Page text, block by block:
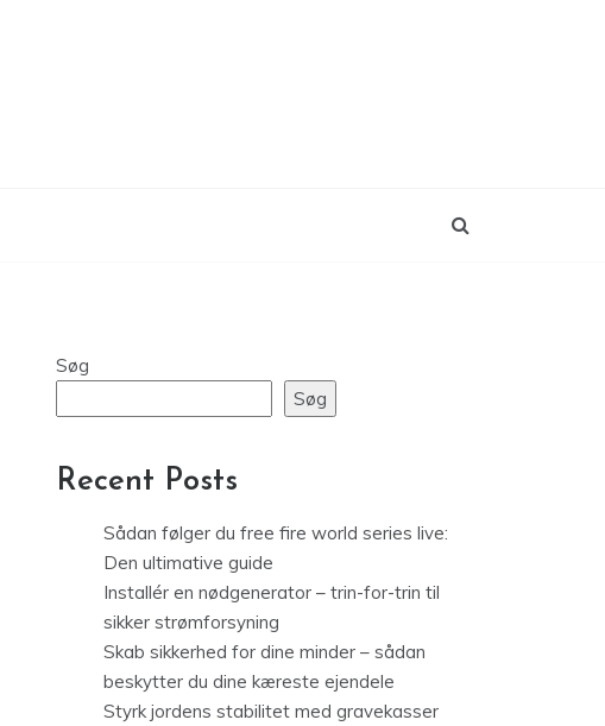
Søg
Søg
Recent Posts
Sådan følger du free fire world series live:
Den ultimative guide
Installér en nødgenerator – trin-for-trin til
sikker strømforsyning
Skab sikkerhed for dine minder – sådan
beskytter du dine kæreste ejendele
Styrk jordens stabilitet med gravekasser